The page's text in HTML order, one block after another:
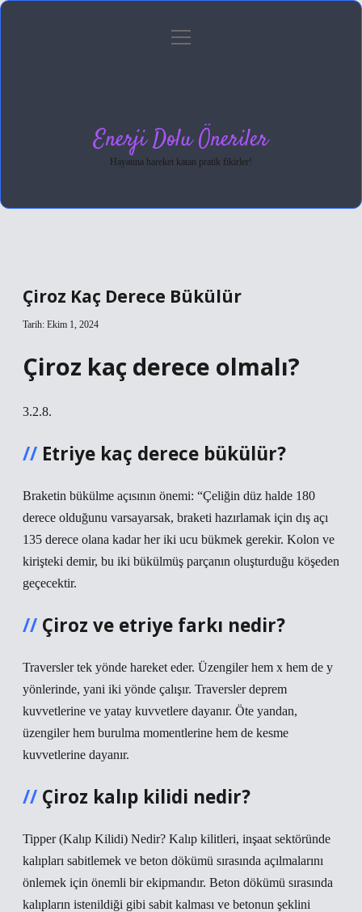
Gizlilik Politikası
menüyü
Enerji Dolu Öneriler
Hayatına hareket katan pratik fikirler!
Çiroz Kaç Derece Bükülür
Tarih: Ekim 1, 2024
Çiroz kaç derece olmalı?
3.2.8.
Etriye kaç derece bükülür?
Braketin bükülme açısının önemi: “Çeliğin düz halde 180
derece olduğunu varsayarsak, braketi hazırlamak için dış açı
135 derece olana kadar her iki ucu bükmek gerekir. Kolon ve
kirişteki demir, bu iki bükülmüş parçanın oluşturduğu köşeden
geçecektir.
Çiroz ve etriye farkı nedir?
Traversler tek yönde hareket eder. Üzengiler hem x hem de y
yönlerinde, yani iki yönde çalışır. Traversler deprem
kuvvetlerine ve yatay kuvvetlere dayanır. Öte yandan,
üzengiler hem burulma momentlerine hem de kesme
kuvvetlerine dayanır.
Çiroz kalıp kilidi nedir?
Tipper (Kalıp Kilidi) Nedir? Kalıp kilitleri, inşaat sektöründe
kalıpları sabitlemek ve beton dökümü sırasında açılmalarını
önlemek için önemli bir ekipmandır. Beton dökümü sırasında
kalıpların istenildiği gibi sabit kalması ve betonun şeklini